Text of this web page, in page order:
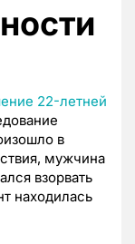
22-летней
в
мужчина
взорвать
находилась